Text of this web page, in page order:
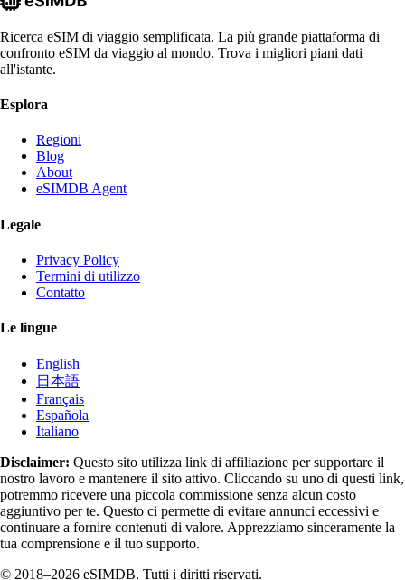
Ricerca eSIM di viaggio semplificata. La più grande piattaforma di
confronto eSIM da viaggio al mondo. Trova i migliori piani dati
all'istante.
Esplora
Regioni
Blog
About
eSIMDB Agent
Legale
Privacy Policy
Termini di utilizzo
Contatto
Le lingue
English
日本語
Français
Española
Italiano
Disclaimer: Questo sito utilizza link di affiliazione per supportare il
nostro lavoro e mantenere il sito attivo. Cliccando su uno di questi link,
potremmo ricevere una piccola commissione senza alcun costo
aggiuntivo per te. Questo ci permette di evitare annunci eccessivi e
continuare a fornire contenuti di valore. Apprezziamo sinceramente la
tua comprensione e il tuo supporto.
© 2018–2026 eSIMDB. Tutti i diritti riservati.